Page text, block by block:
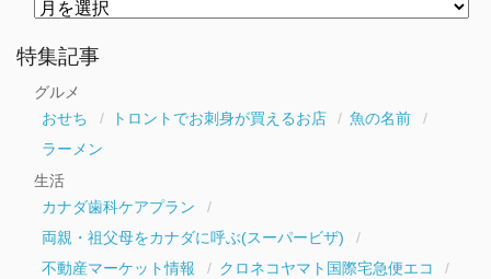
ー
カ
特集記事
グルメ
おせち
トロントでお刺身が買えるお店
魚の名前
ラーメン
生活
カナダ歯科ケアプラン
両親・祖父母をカナダに呼ぶ(スーパービザ)
不動産マーケット情報
クロネコヤマト国際宅急便エコ